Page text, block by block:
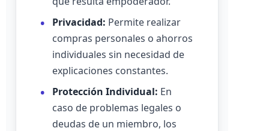
Privacidad: Permite realizar
compras personales o ahorros
individuales sin necesidad de
explicaciones constantes.
Protección Individual: En
caso de problemas legales o
deudas de un miembro, los